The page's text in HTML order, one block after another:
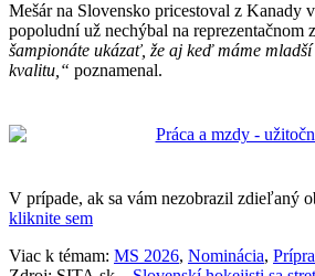
Mešár na Slovensko pricestoval z Kanady
popoludní už nechýbal na reprezentačnom
šampionáte ukázať, že aj keď máme
kvalitu,“ poznamenal.
V prípade, ak sa vám nezobrazil zdieľaný
kliknite sem
Viac k témam: MS 2026, Nominácia,